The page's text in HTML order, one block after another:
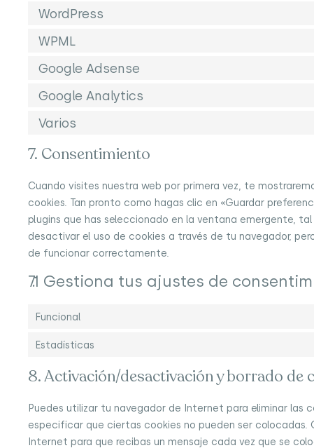
WordPress
WPML
Google Adsense
Google Analytics
Varios
7. Consentimiento
Cuando visites nuestra web por primera vez, te
cookies. Tan pronto como hagas clic en «Guardar
plugins que has seleccionado en la ventana emergente,
desactivar el uso de cookies a través de tu navegador,
de funcionar correctamente.
7.1 Gestiona tus ajustes de
Funcional
Estadísticas
8. Activación/desactivación y borrado de
Puedes utilizar tu navegador de Internet para eliminar
especificar que ciertas cookies no pueden ser
Internet para que recibas un mensaje cada vez que se